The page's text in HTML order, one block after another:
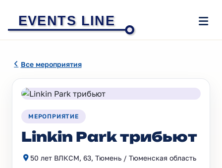
EVENTS LINE
Все мероприятия
МЕРОПРИЯТИЕ
Linkin Park трибьют
50 лет ВЛКСМ, 63, Тюмень / Тюменская область